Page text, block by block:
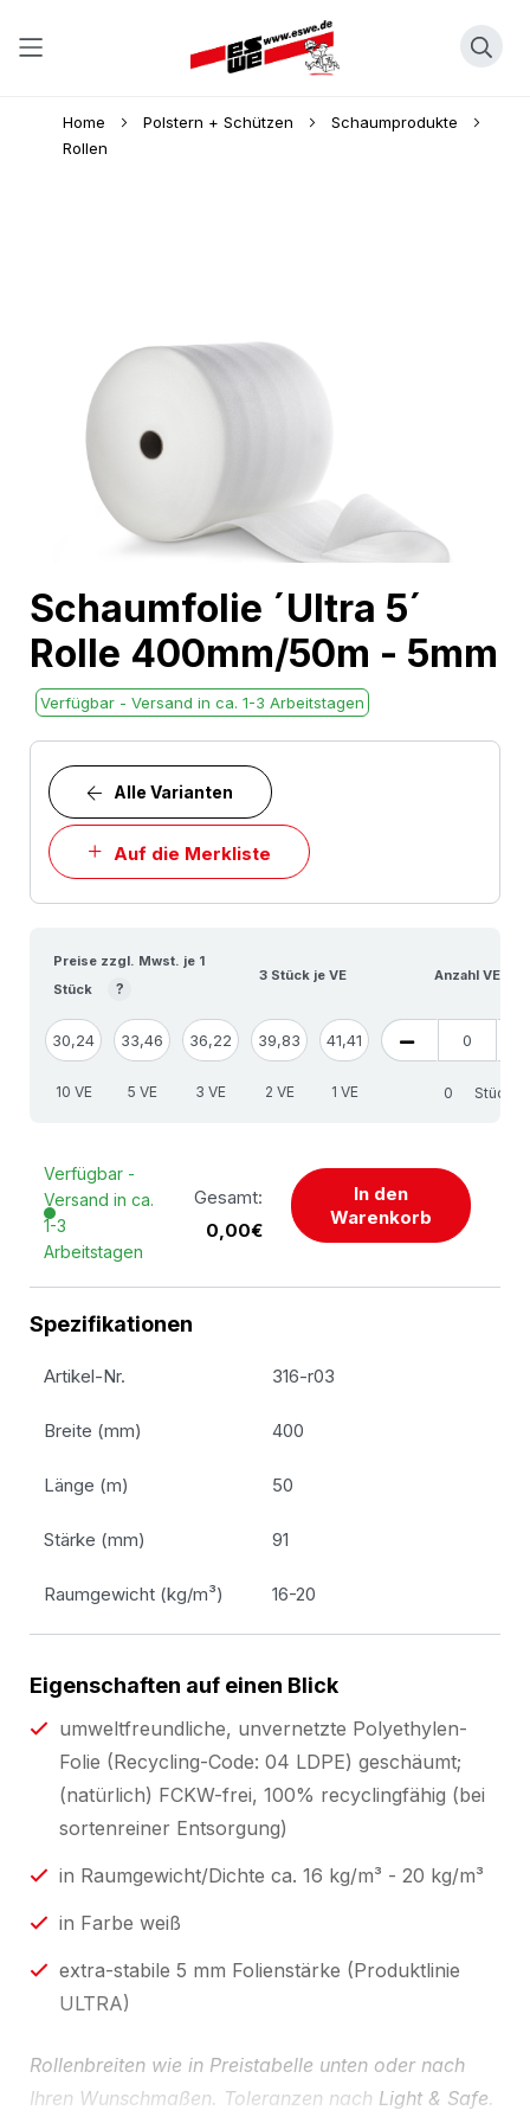
Home Polstern + Schützen
Schaumprodukte
Rollen
images
gallery
to
the
of
the
images
gallery
Schaumfolie ´Ultra 5´
Rolle 400mm/50m - 5mm
Verfügbar - Versand in ca. 1-3 Arbeitstagen
Auf die Merkliste
Alle Varianten
Preise zzgl. Mwst. je 1
Stück
?
3 Stück je VE Anzahl VE
30,24 33,46 36,22 39,83 41,41
10 VE 5 VE 3 VE 2 VE 1 VE Stück
Verfügbar -
Versand in ca.
1-3
Arbeitstagen
Gesamt:
0,00€
In den
Warenkorb
Spezifikationen
Artikel-Nr. 316-r03
Breite (mm) 400
Länge (m) 50
Stärke (mm) 91
Raumgewicht (kg/m³) 16-20
Eigenschaften auf einen Blick
umweltfreundliche, unvernetzte Polyethylen-
Folie (Recycling-Code: 04 LDPE) geschäumt;
(natürlich) FCKW-frei, 100% recyclingfähig (bei
sortenreiner Entsorgung)
in Raumgewicht/Dichte ca. 16 kg/m³ - 20 kg/m³
in Farbe weiß
extra-stabile 5 mm Folienstärke (Produktlinie
ULTRA)
Rollenbreiten wie in Preistabelle unten oder nach
Ihren Wunschmaßen. Toleranzen nach Light & Safe.